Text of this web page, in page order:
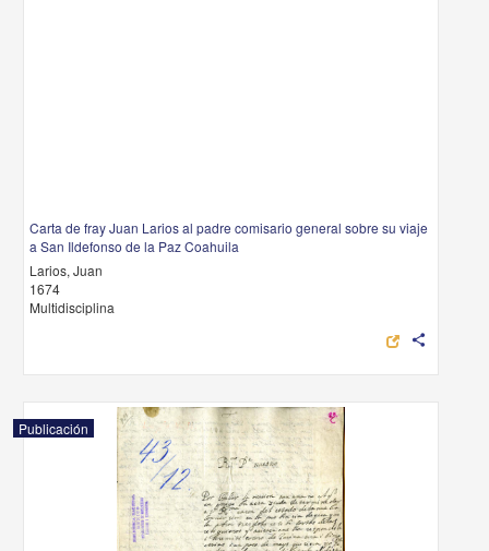
Carta de fray Juan Larios al padre comisario general sobre su viaje
a San Ildefonso de la Paz Coahuila
Larios, Juan
1674
Multidisciplina
share
Publicación